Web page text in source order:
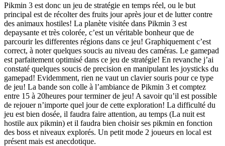
Pikmin 3 est donc un jeu de stratégie en temps réel, ou le but
principal est de récolter des fruits jour après jour et de lutter contre
des animaux hostiles! La planète visitée dans Pikmin 3 est
depaysante et très colorée, c’est un véritable bonheur que de
parcourir les differentes régions dans ce jeu! Graphiquement c’est
correct, à noter quelques soucis au niveau des caméras. Le gamepad
est parfaitement optimisé dans ce jeu de stratégie! En revanche j’ai
constaté quelques soucis de precision en manipulant les joysticks du
gamepad! Evidemment, rien ne vaut un clavier souris pour ce type
de jeu! La bande son colle à l’ambiance de Pikmin 3 et comptez
entre 15 à 20heures pour terminer de jeu! A savoir qu’il est possible
de rejouer n’importe quel jour de cette exploration! La difficulté du
jeu est bien dosée, il faudra faire attention, au temps (La nuit est
hostile aux pikmin) et il faudra bien choisir ses pikmin en fonction
des boss et niveaux explorés. Un petit mode 2 joueurs en local est
présent mais est anecdotique.